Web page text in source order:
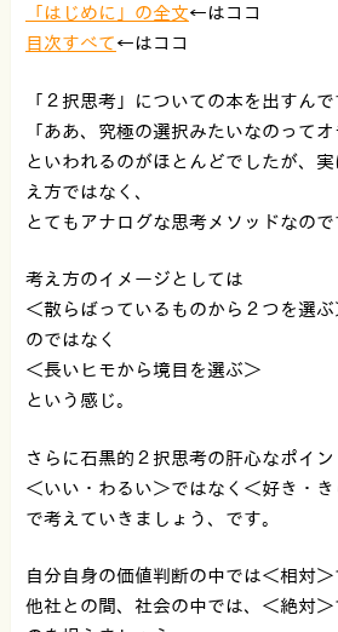
「はじめに」の全文←はココ
目次すべて←はココ
「２択思考」についての本を出すん
「ああ、究極の選択みたいなのってオ
といわれるのがほとんどでしたが、
え方ではなく、
とてもアナログな思考メソッドなので
考え方のイメージとしては
＜散らばっているものから２つを選ぶ
のではなく
＜長いヒモから境目を選ぶ＞
という感じ。
さらに石黒的２択思考の肝心なポイン
＜いい・わるい＞ではなく＜好き・
で考えていきましょう、です。
自分自身の価値判断の中では＜相対
他社との間、社会の中では、＜絶対